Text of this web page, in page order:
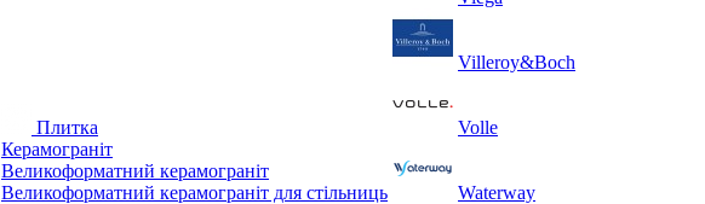
Плитка
Керамограніт
Великоформатний керамограніт
Великоформатний керамограніт для стільниць
Villeroy&Boch
Volle
Waterway